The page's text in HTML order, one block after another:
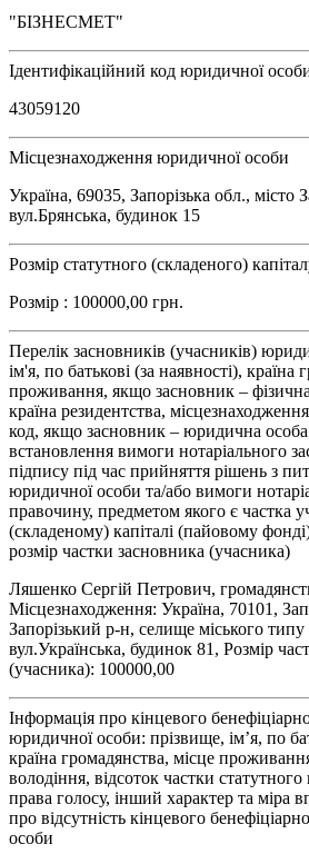
"БІЗНЕСМЕТ"
Ідентифікаційний код юридичної
43059120
Місцезнаходження юридичної особи
Україна, 69035, Запорізька обл., місто
вул.Брянська, будинок 15
Розмір статутного (складеного)
Розмір : 100000,00 грн.
Перелік засновників (учасників)
ім'я, по батькові (за наявності), країна
проживання, якщо засновник –
країна резидентства,
код, якщо засновник – юридична
встановлення вимоги нотаріального
підпису під час прийняття рішень з
юридичної особи та/або вимоги
правочину, предметом якого є частка
(складеному) капіталі (пайовому
розмір частки засновника (учасника)
Ляшенко Сергій Петрович,
Місцезнаходження: Україна, 70101,
Запорізький р-н, селище міського
вул.Українська, будинок 81, Розмір
(учасника): 100000,00
Інформація про кінцевого
юридичної особи: прізвище, ім’я, по
країна громадянства, місце
володіння, відсоток частки статутного
права голосу, інший характер та міра
про відсутність кінцевого
особи